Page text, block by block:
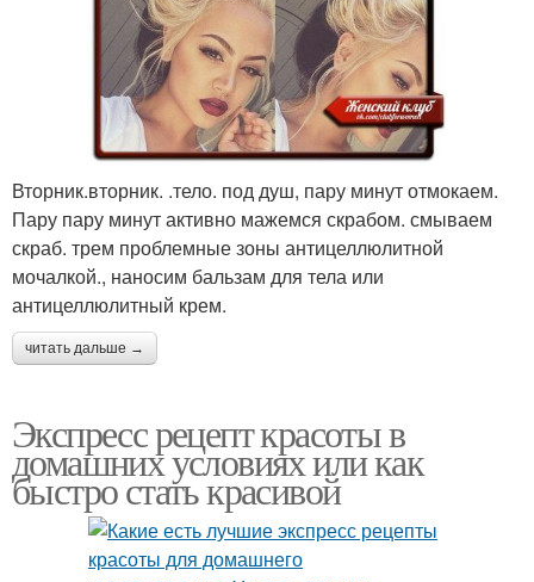
Вторник.вторник. .тело. под душ, пару минут отмокаем.
Пару пару минут активно мажемся скрабом. смываем
скраб. трем проблемные зоны антицеллюлитной
мочалкой., наносим бальзам для тела или
антицеллюлитный крем.
читать дальше →
Экспресс рецепт красоты в
домашних условиях или как
быстро стать красивой